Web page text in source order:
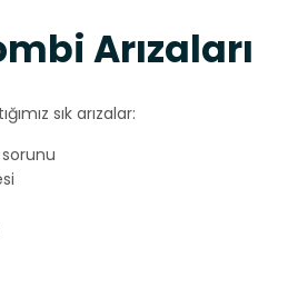
Arızaları
sık arızalar: